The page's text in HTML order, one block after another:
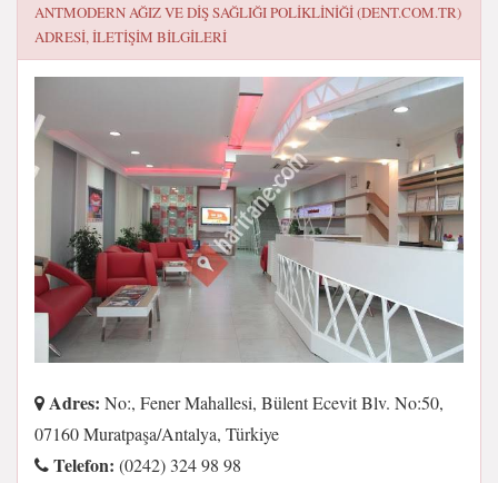
ANTMODERN AĞIZ VE DIŞ SAĞLIĞI POLIKLINIĞI (DENT.COM.TR)
ADRESI, ILETIŞIM BILGILERI
Adres: No:, Fener Mahallesi, Bülent Ecevit Blv. No:50,
07160 Muratpaşa/Antalya, Türkiye
Telefon: (0242) 324 98 98